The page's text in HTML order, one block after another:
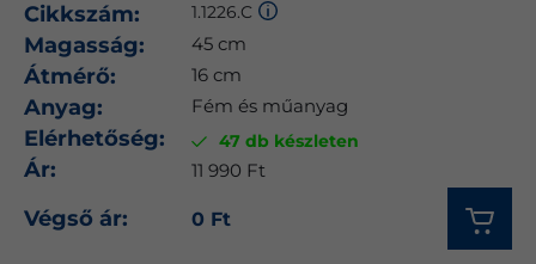
Cikkszám: 1.1226.C
Magasság: 45 cm
Átmérő: 16 cm
Anyag: Fém és műanyag
Elérhetőség: 47 db készleten
Ár: 11 990 Ft
Végső ár: 0 Ft